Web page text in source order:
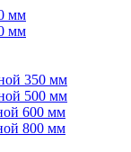
мм
мм
350 мм
500 мм
600 мм
800 мм